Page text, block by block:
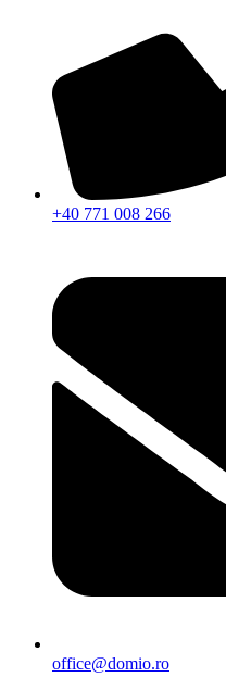
+40 771 008 266
office@domio.ro